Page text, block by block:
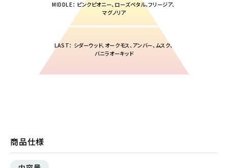
MIDDLE： ピンクピオニー、ローズペタル、フリージア、
マグノリア
LAST： シダーウッド、オークモス、アンバー、ムスク、
バニラオーキッド
商品仕様